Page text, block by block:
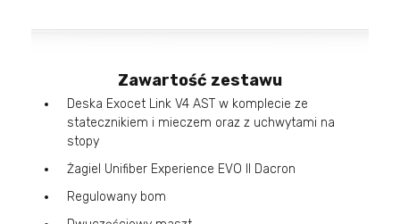
Zawartość zestawu
Deska Exocet Link V4 AST w komplecie ze
statecznikiem i mieczem oraz z uchwytami na
stopy
Żagiel Unifiber Experience EVO II Dacron
Regulowany bom